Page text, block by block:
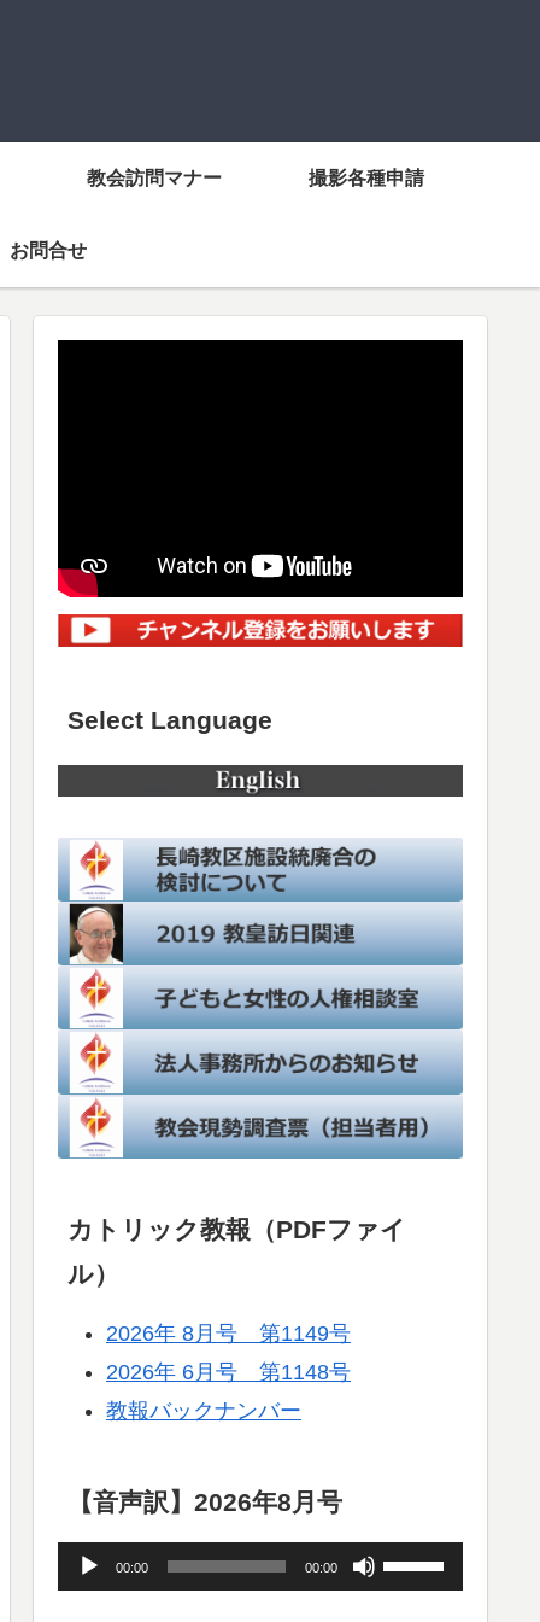
教会訪問マナー 撮影各種申請
お問合せ
Select Language
カトリック教報（PDFファイ
ル）
2026年 8月号 第1149号
2026年 6月号 第1148号
教報バックナンバー
【音声訳】2026年8月号
声
00:00 00:00
ボ
リ